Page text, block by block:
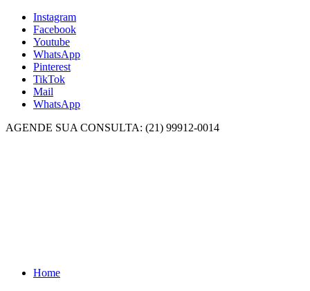
Instagram
Facebook
Youtube
WhatsApp
Pinterest
TikTok
Mail
WhatsApp
AGENDE SUA CONSULTA: (21) 99912-0014
Home